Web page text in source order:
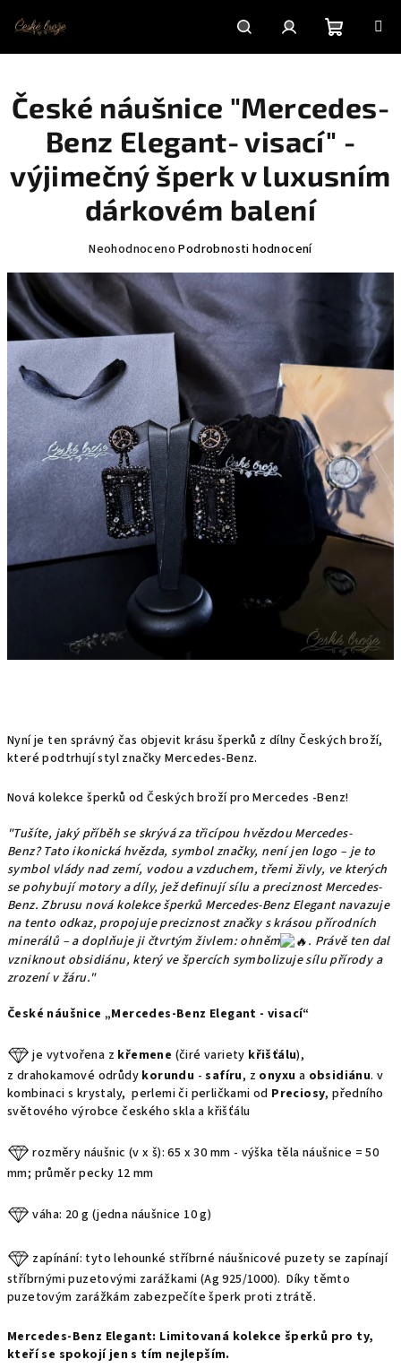
HledatPřihlášeníNákupní
košík
Nyní je ten správný čas objevit krásu šperků z dílny Českých broží,
které podtrhují styl značky Mercedes-Benz.
Nová kolekce šperků od Českých broží pro Mercedes -Benz!
"Tušíte, jaký příběh se skrývá za třicípou hvězdou Mercedes-
Benz? Tato ikonická hvězda, symbol značky, není jen logo – je to
symbol vlády nad zemí, vodou a vzduchem, třemi živly, ve kterých
se pohybují motory a díly, jež definují sílu a preciznost Mercedes-
Benz. Zbrusu nová kolekce šperků Mercedes-Benz Elegant navazuje
na tento odkaz, propojuje preciznost značky s krásou přírodních
minerálů – a doplňuje ji čtvrtým živlem: ohněm
. Právě ten dal
vzniknout obsidiánu, který ve špercích symbolizuje sílu přírody a
zrození v žáru."
České náušnice „Mercedes-Benz Elegant - visací“
je vytvořena z křemene (čiré variety křišťálu),
z drahokamové odrůdy korundu -safíru, z onyxu a obsidiánu. v
kombinaci s krystaly, perlemi či perličkami od Preciosy, předního
světového výrobce českého skla a křišťálu
rozměry náušnic (v x š): 65 x 30 mm - výška těla náušnice = 50
mm; průměr pecky 12 mm
váha: 20 g (jedna náušnice 10 g)
zapínání: tyto lehounké stříbrné náušnicové puzety se zapínají
stříbrnými puzetovými zarážkami (Ag 925/1000). Díky těmto
puzetovým zarážkám zabezpečíte šperk proti ztrátě.
Mercedes-Benz Elegant: Limitovaná kolekce šperků pro ty,
kteří se spokojí jen s tím nejlepším.
České náušnice "Mercedes-
Benz Elegant- visací" -
výjimečný šperk v luxusním
dárkovém balení
Průměrné
produktu
je
0,0
z
5
hvězdiček.
Neohodnoceno Podrobnosti hodnocení